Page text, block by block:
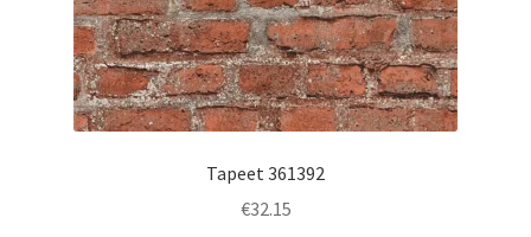
Tapeet 361392
€32.15